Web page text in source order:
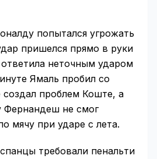
попытался угрожать
пришелся прямо в руки
неточным ударом
Ямаль пробил со
проблем Коште, а
Фернандеш не смог
мячу при ударе с лета.
требовали пенальти